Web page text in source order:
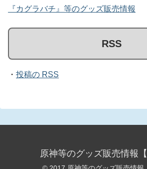
『カグラバチ』等のグッズ販売情報
RSS
・ 投稿の RSS
原神等のグッズ販売情報【